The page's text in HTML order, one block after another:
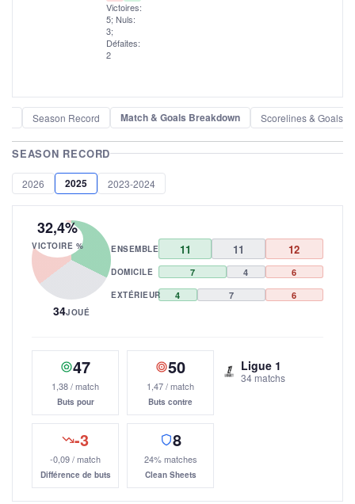
Victoires:
5; Nuls:
3;
Défaites:
2
Season Record Match & Goals Breakdown Scorelines & Goals
SEASON RECORD
2026 2025 2023-2024
32,4%
VICTOIRE %
34JOUÉ
ENSEMBLE 11 11 12
DOMICILE 7 4 6
EXTÉRIEUR 4 7 6
47
1,38 / match
Buts pour
50
1,47 / match
Buts contre
-3
-0,09 / match
Différence de buts
8
24% matches
Clean Sheets
Ligue 1
34 matchs